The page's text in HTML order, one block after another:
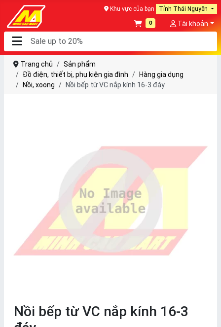
Khu vực của bạn Tỉnh Thái Nguyên
0 Tài khoản
Trang chủ
Sản phẩm
Đồ điện, thiết bị, phụ kiện gia đình
Hàng gia dụng
Nồi, xoong
Nồi bếp từ VC nắp kính 16-3 đáy
Nồi bếp từ VC nắp kính 16-3